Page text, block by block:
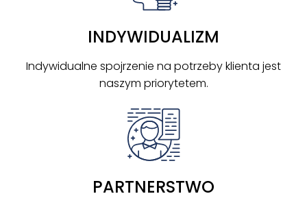
INDYWIDUALIZM
Indywidualne spojrzenie na potrzeby klienta jest
naszym priorytetem.
PARTNERSTWO